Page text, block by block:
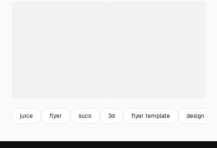
juice flyer suco 3d flyer template design